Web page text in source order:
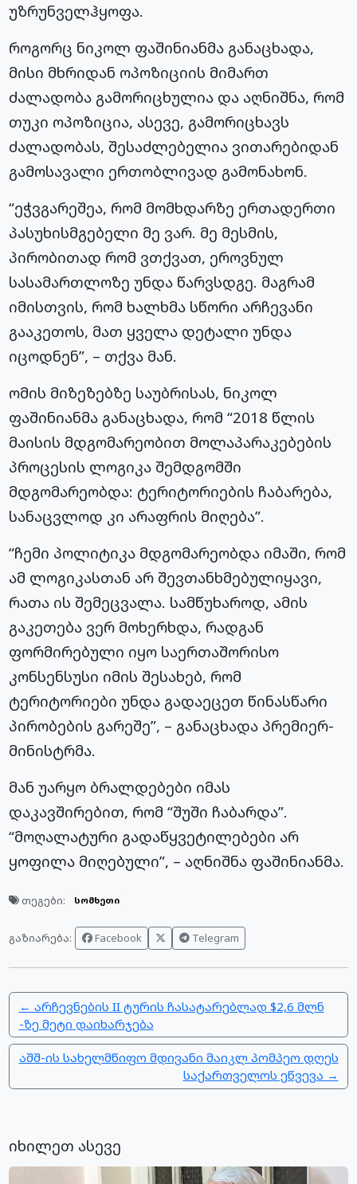
უზრუნველჰყოფა.
როგორც ნიკოლ ფაშინიანმა განაცხადა,
მისი მხრიდან ოპოზიციის მიმართ
ძალადობა გამორიცხულია და აღნიშნა, რომ
თუკი ოპოზიცია, ასევე, გამორიცხავს
ძალადობას, შესაძლებელია ვითარებიდან
გამოსავალი ერთობლივად გამონახონ.
“ეჭვგარეშეა, რომ მომხდარზე ერთადერთი
პასუხისმგებელი მე ვარ. მე მესმის,
პირობითად რომ ვთქვათ, ეროვნულ
სასამართლოზე უნდა წარვსდგე. მაგრამ
იმისთვის, რომ ხალხმა სწორი არჩევანი
გააკეთოს, მათ ყველა დეტალი უნდა
იცოდნენ”, – თქვა მან.
ომის მიზეზებზე საუბრისას, ნიკოლ
ფაშინიანმა განაცხადა, რომ “2018 წლის
მაისის მდგომარეობით მოლაპარაკებების
პროცესის ლოგიკა შემდგომში
მდგომარეობდა: ტერიტორიების ჩაბარება,
სანაცვლოდ კი არაფრის მიღება”.
“ჩემი პოლიტიკა მდგომარეობდა იმაში, რომ
ამ ლოგიკასთან არშევთანხმებულიყავი,
რათა ის შემეცვალა. სამწუხაროდ, ამის
გაკეთება ვერ მოხერხდა, რადგან
ფორმირებული იყო საერთაშორისო
კონსენსუსი იმის შესახებ, რომ
ტერიტორიები უნდა გადაეცეთ წინასწარი
პირობების გარეშე”, – განაცხადა პრემიერ-
მინისტრმა.
მან უარყო ბრალდებები იმას
დაკავშირებით, რომ “შუში ჩაბარდა”.
“მოღალატური გადაწყვეტილებები არ
ყოფილა მიღებული”, – აღნიშნა ფაშინიანმა.
თეგები: სომხეთი
გაზიარება: Facebook Telegram
← არჩევნების II ტურის ჩასატარებლად $2,6 მლნ
-ზე მეტი დაიხარჯება
აშშ-ის სახელმწიფო მდივანი მაიკლ პომპეო დღეს
საქართველოს ეწვევა →
იხილეთ ასევე